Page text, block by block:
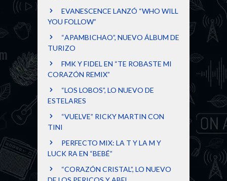
EVANESCENCE LANZÓ “WHO WILL
YOU FOLLOW”
“APAMBICHAO”, NUEVO ÁLBUM DE
TURIZO
FMK Y FIDEL EN “TE ROBASTE MI
CORAZÓN REMIX”
“LOS LOBOS”, LO NUEVO DE
ESTELARES
“VUELVE” RICKY MARTIN CON
TINI
PERFECTO MIX: LA T Y LA M Y
LUCK RA EN “BEBÉ”
“CORAZÓN CRISTAL”, LO NUEVO